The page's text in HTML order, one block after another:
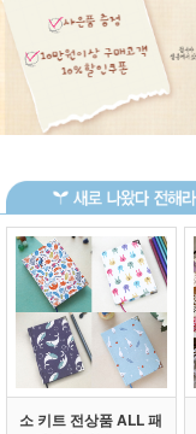
소 키트 전상품 ALL 패